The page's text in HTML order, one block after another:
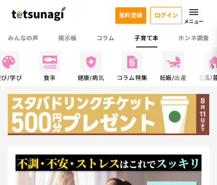
みんなの声 掲示板 コラム 子育て本 ホンネ調査
無料登録 ログイン
メニュー
び/学び 食事 健康/病気 コラム特集 妊娠/出産 生活/